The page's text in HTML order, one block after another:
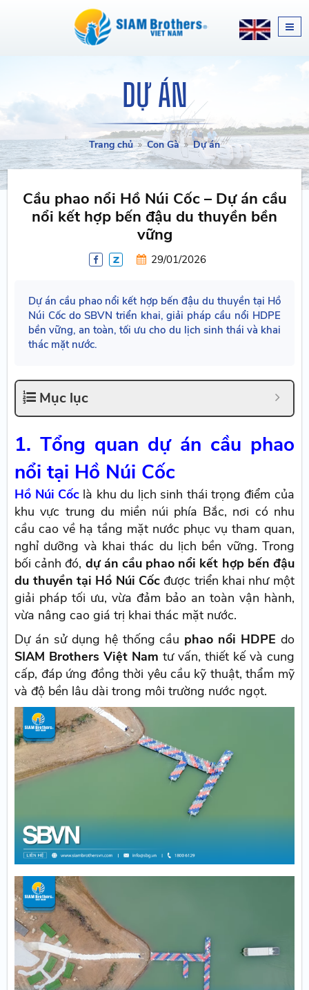
DỰ ÁN
Trang chủ Con Gà Dự án
Cầu phao nổi Hồ Núi Cốc – Dự án cầu
nổi kết hợp bến đậu du thuyền bền
vững
29/01/2026
Dự án cầu phao nổi kết hợp bến đậu du thuyền tại Hồ
Núi Cốc do SBVN triển khai, giải pháp cầu nổi HDPE
bền vững, an toàn, tối ưu cho du lịch sinh thái và khai
thác mặt nước.
Mục lục
1. Tổng quan dự án cầu phao
nổi tại Hồ Núi Cốc
Hồ Núi Cốc là khu du lịch sinh thái trọng điểm của
khu vực trung du miền núi phía Bắc, nơi có nhu
cầu cao về hạ tầng mặt nước phục vụ tham quan,
nghỉ dưỡng và khai thác du lịch bền vững. Trong
bối cảnh đó, dự án cầu phao nổi kết hợp bến đậu
du thuyền tại Hồ Núi Cốc được triển khai như một
giải pháp tối ưu, vừa đảm bảo an toàn vận hành,
vừa nâng cao giá trị khai thác mặt nước.
Dự án sử dụng hệ thống cầu phao nổi HDPE do
SIAM Brothers Việt Nam tư vấn, thiết kế và cung
cấp, đáp ứng đồng thời yêu cầu kỹ thuật, thẩm mỹ
và độ bền lâu dài trong môi trường nước ngọt.